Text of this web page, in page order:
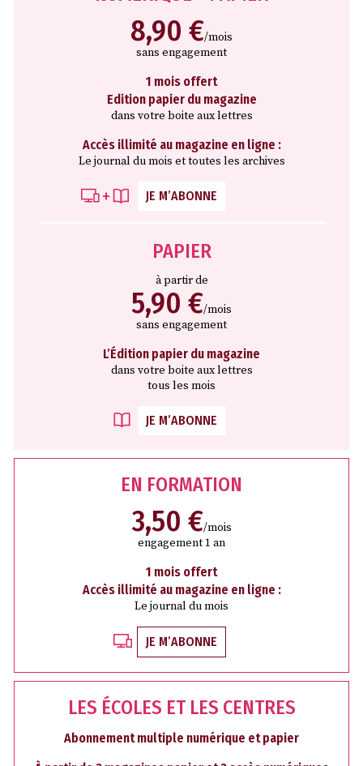
8,90 €/mois
sans engagement
1 mois offert
Edition papier du magazine
dans votre boite aux lettres
Accès illimité au magazine en ligne :
Le journal du mois et toutes les archives
JE M’ABONNE
PAPIER
à partir de
5,90 €/mois
sans engagement
L’Édition papier du magazine
dans votre boite aux lettres
tous les mois
JE M’ABONNE
EN FORMATION
3,50 €/mois
engagement 1 an
1 mois offert
Accès illimité au magazine en ligne :
Le journal du mois
JE M’ABONNE
LES ÉCOLES ET LES CENTRES
Abonnement multiple numérique et papier